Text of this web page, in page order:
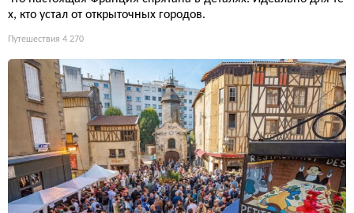
х, кто устал от открыточных городов.
Путешествия 4 270